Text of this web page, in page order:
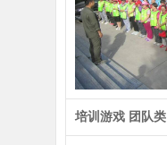
培训游戏 团队类